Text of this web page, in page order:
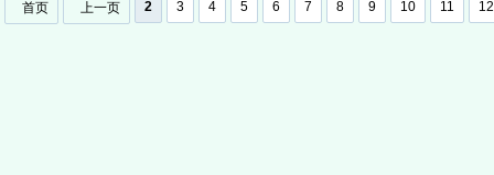
首页 上一页 2 3 4 5 6 7 8 9 10 11 12